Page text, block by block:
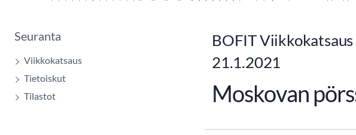
Seuranta
Viikkokatsaus
Tietoiskut
Tilastot
BOFIT
21.1.2021
Moskovan